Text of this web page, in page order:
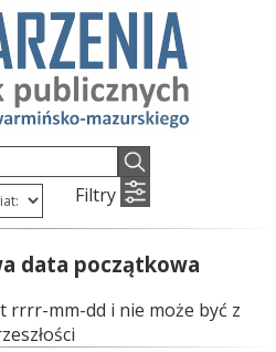
Filtry
data początkowa
rrrr-mm-dd i nie może być z